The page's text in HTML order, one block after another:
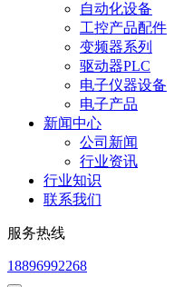
自动化设备
工控产品配件
变频器系列
驱动器PLC
电子仪器设备
电子产品
新闻中心
公司新闻
行业资讯
行业知识
联系我们
服务热线
18896992268